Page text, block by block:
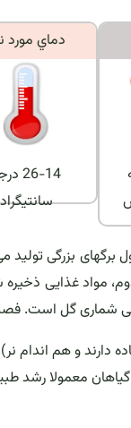
دماي مورد
26-14
سانتیگراد
بزرگی تولید
مواد غذایی
دارند و هم اندام
گیاهان معمولا